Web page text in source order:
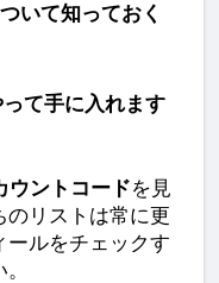
いて知っておく
て手に入れます
ウントコードを見
のリストは常に更
ールをチェックす